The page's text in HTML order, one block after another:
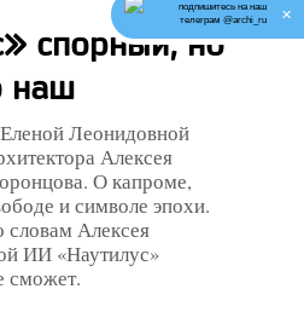
спорный, но
наш
Леонидовной
Алексея
О капроме,
и символе эпохи.
Алексея
ИИ «Наутилус»
сможет.
подпишитесь на наш
телеграм @archi_ru
✕